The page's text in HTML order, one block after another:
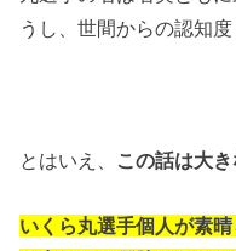
うし、世間からの認知
とはいえ、 この話は大
いくら丸選手個人が素